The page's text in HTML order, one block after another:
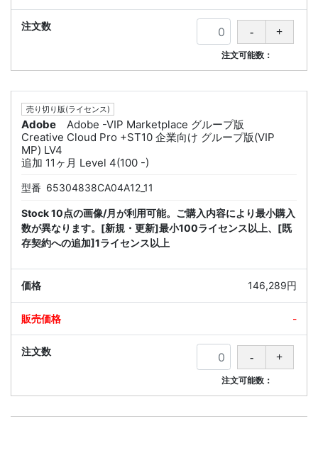
注文可能数：
売り切り版(ライセンス)
Adobe
Adobe -VIP Marketplace グループ版
Creative Cloud Pro +ST10 企業向け グループ版(VIP
MP) LV4
追加 11ヶ月 Level 4(100 -)
型番 65304838CA04A12_11
Stock 10点の画像/月が利用可能。ご購入内容により最小購入
数が異なります。[新規・更新]最小100ライセンス以上、[既
存契約への追加]1ライセンス以上
146,289円
-
注文可能数：